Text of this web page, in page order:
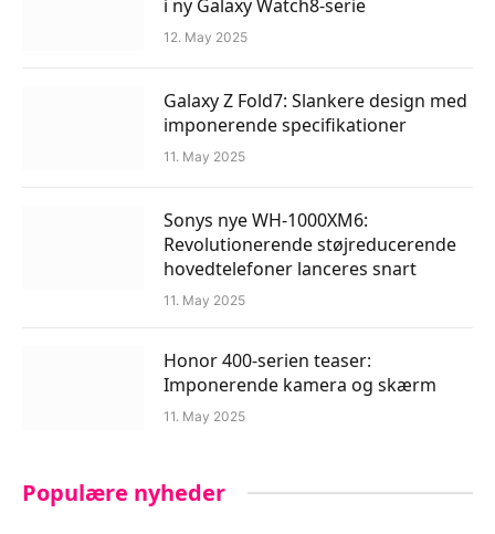
i ny Galaxy Watch8-serie
12. May 2025
Galaxy Z Fold7: Slankere design med
imponerende specifikationer
11. May 2025
Sonys nye WH-1000XM6:
Revolutionerende støjreducerende
hovedtelefoner lanceres snart
11. May 2025
Honor 400-serien teaser:
Imponerende kamera og skærm
11. May 2025
Populære nyheder